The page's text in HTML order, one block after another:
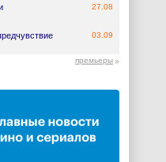
27.08
03.09
премьеры